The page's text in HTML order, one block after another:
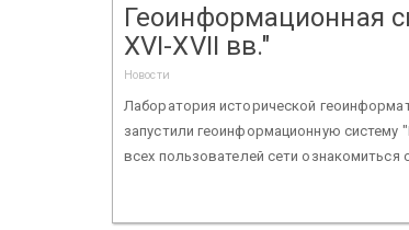
Геоинформационная
XVI-XVII вв."
Новости
Лаборатория исторической
запустили геоинформационную систему
всех пользователей сети ознакомиться